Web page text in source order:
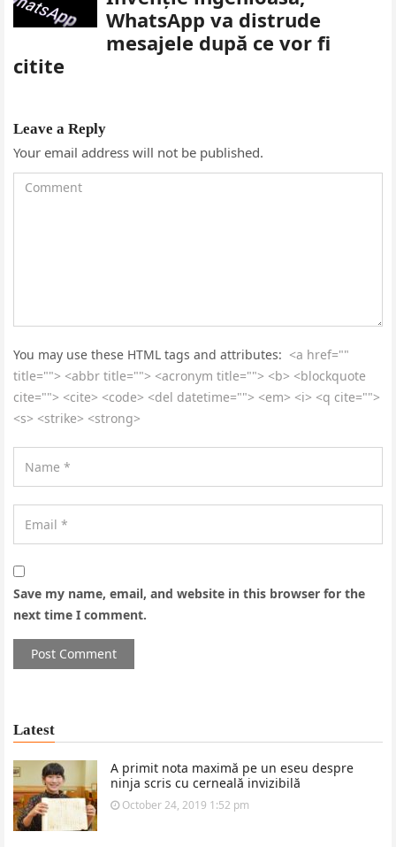
WhatsApp va distrude
mesajele după ce vor fi
citite
Leave a Reply
Your email address will not be published.
You may use these HTML tags and attributes: <a href=""
title=""> <abbr title=""> <acronym title=""> <b> <blockquote
cite=""> <cite> <code> <del datetime=""> <em> <i> <q cite="">
<s> <strike> <strong>
Save my name, email, and website in this browser for the
next time I comment.
Latest
A primit nota maximă pe un eseu despre
ninja scris cu cerneală invizibilă
October 24, 2019 1:52 pm